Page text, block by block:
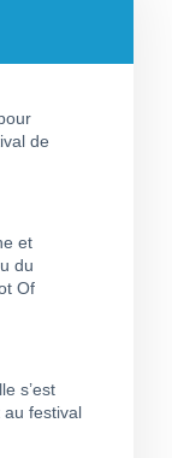
de
et
du
Of
s’est
festival